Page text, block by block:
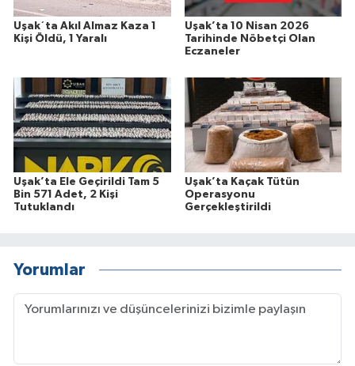
Uşak´ta Akıl Almaz Kaza 1
Kişi Öldü, 1 Yaralı
Uşak’ta 10 Nisan 2026
Tarihinde Nöbetçi Olan
Eczaneler
Uşak’ta Ele Geçirildi Tam 5
Bin 571 Adet, 2 Kişi
Tutuklandı
Uşak’ta Kaçak Tütün
Operasyonu
Gerçekleştirildi
Yorumlar